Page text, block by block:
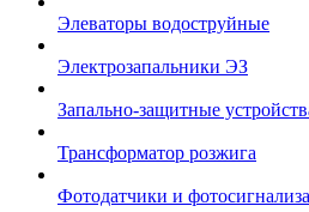
Элеваторы водоструйные
Электрозапальники ЭЗ
Запально-защитные
Трансформатор розжига
Фотодатчики и